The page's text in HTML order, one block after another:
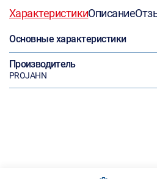
ХарактеристикиОписание
Основные характеристики
Производитель
PROJAHN